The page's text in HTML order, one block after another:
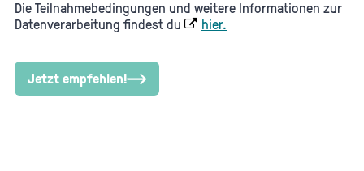
Die Teilnahmebedingungen und weitere Informationen zur
Datenverarbeitung findest du
hier.
Jetzt empfehlen!